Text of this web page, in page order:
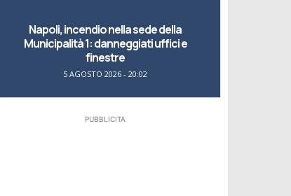
Napoli, incendio nella sede della
Municipalità 1: danneggiati uffici e
finestre
5 AGOSTO 2026 - 20:02
PUBBLICITA